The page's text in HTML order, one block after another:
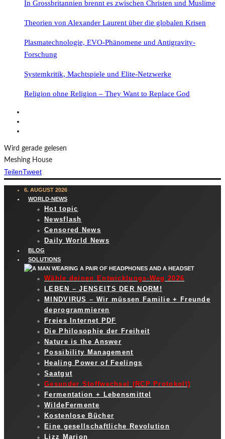
In Grossbritannien brennt es zwischen Christen und Muslime
Theorien von Alexander Laurent über die globalen Krisen
Plasmatechnologie, EVO-Phänomene und Antigravity-
Forschung
Systemkritik, Machtspiele und Elite-Netzwerke
Religion ohne Religion – They Want to Replace God
Wird gerade gelesen
Meshing House
TeilenTweet
6. AUGUST 2026
WORLD-NEWS
Hot topic
Newsflash
Censored News
Daily World News
BLOG
SOLUTIONS
Wähle deinen Entwicklungs-Weg 2026
LEBEN – JENSEITS DER NORM!
MINDVIRUS – Wir müssen Familie + Freunde
deprogrammieren
Freies Internet PDF
Die Philosophie der Freiheit
Nature is the Answer
Possibility Management
Healing Power of Feelings
Saatgut
Gesunder Stoffwechsel (RCP Protokoll)
Fermentation + Lebensmittel
WildeFermente
Kostenlose Bücher
Eine gesellschaftliche Revolution
Lizz Marion